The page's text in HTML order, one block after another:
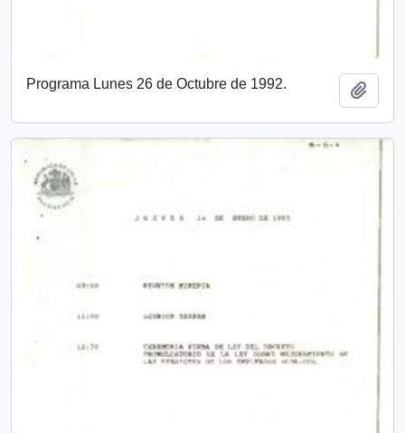
Programa Lunes 26 de Octubre de 1992.